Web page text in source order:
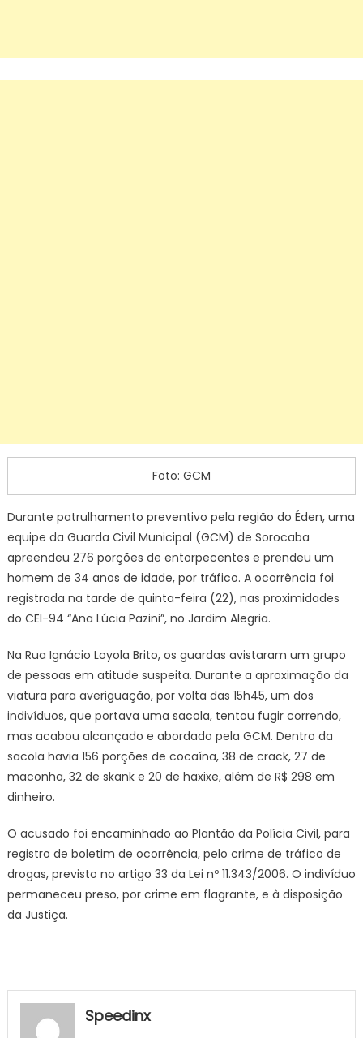
Foto: GCM
Durante patrulhamento preventivo pela região do Éden, uma
equipe da Guarda Civil Municipal (GCM) de Sorocaba
apreendeu 276 porções de entorpecentes e prendeu um
homem de 34 anos de idade, por tráfico. A ocorrência foi
registrada na tarde de quinta-feira (22), nas proximidades
do CEI-94 “Ana Lúcia Pazini”, no Jardim Alegria.
Na Rua Ignácio Loyola Brito, os guardas avistaram um grupo
de pessoas em atitude suspeita. Durante a aproximação da
viatura para averiguação, por volta das 15h45, um dos
indivíduos, que portava uma sacola, tentou fugir correndo,
mas acabou alcançado e abordado pela GCM. Dentro da
sacola havia 156 porções de cocaína, 38 de crack, 27 de
maconha, 32 de skank e 20 de haxixe, além de R$ 298 em
dinheiro.
O acusado foi encaminhado ao Plantão da Polícia Civil, para
registro de boletim de ocorrência, pelo crime de tráfico de
drogas, previsto no artigo 33 da Lei nº 11.343/2006. O indivíduo
permaneceu preso, por crime em flagrante, e à disposição
da Justiça.
Speedinx